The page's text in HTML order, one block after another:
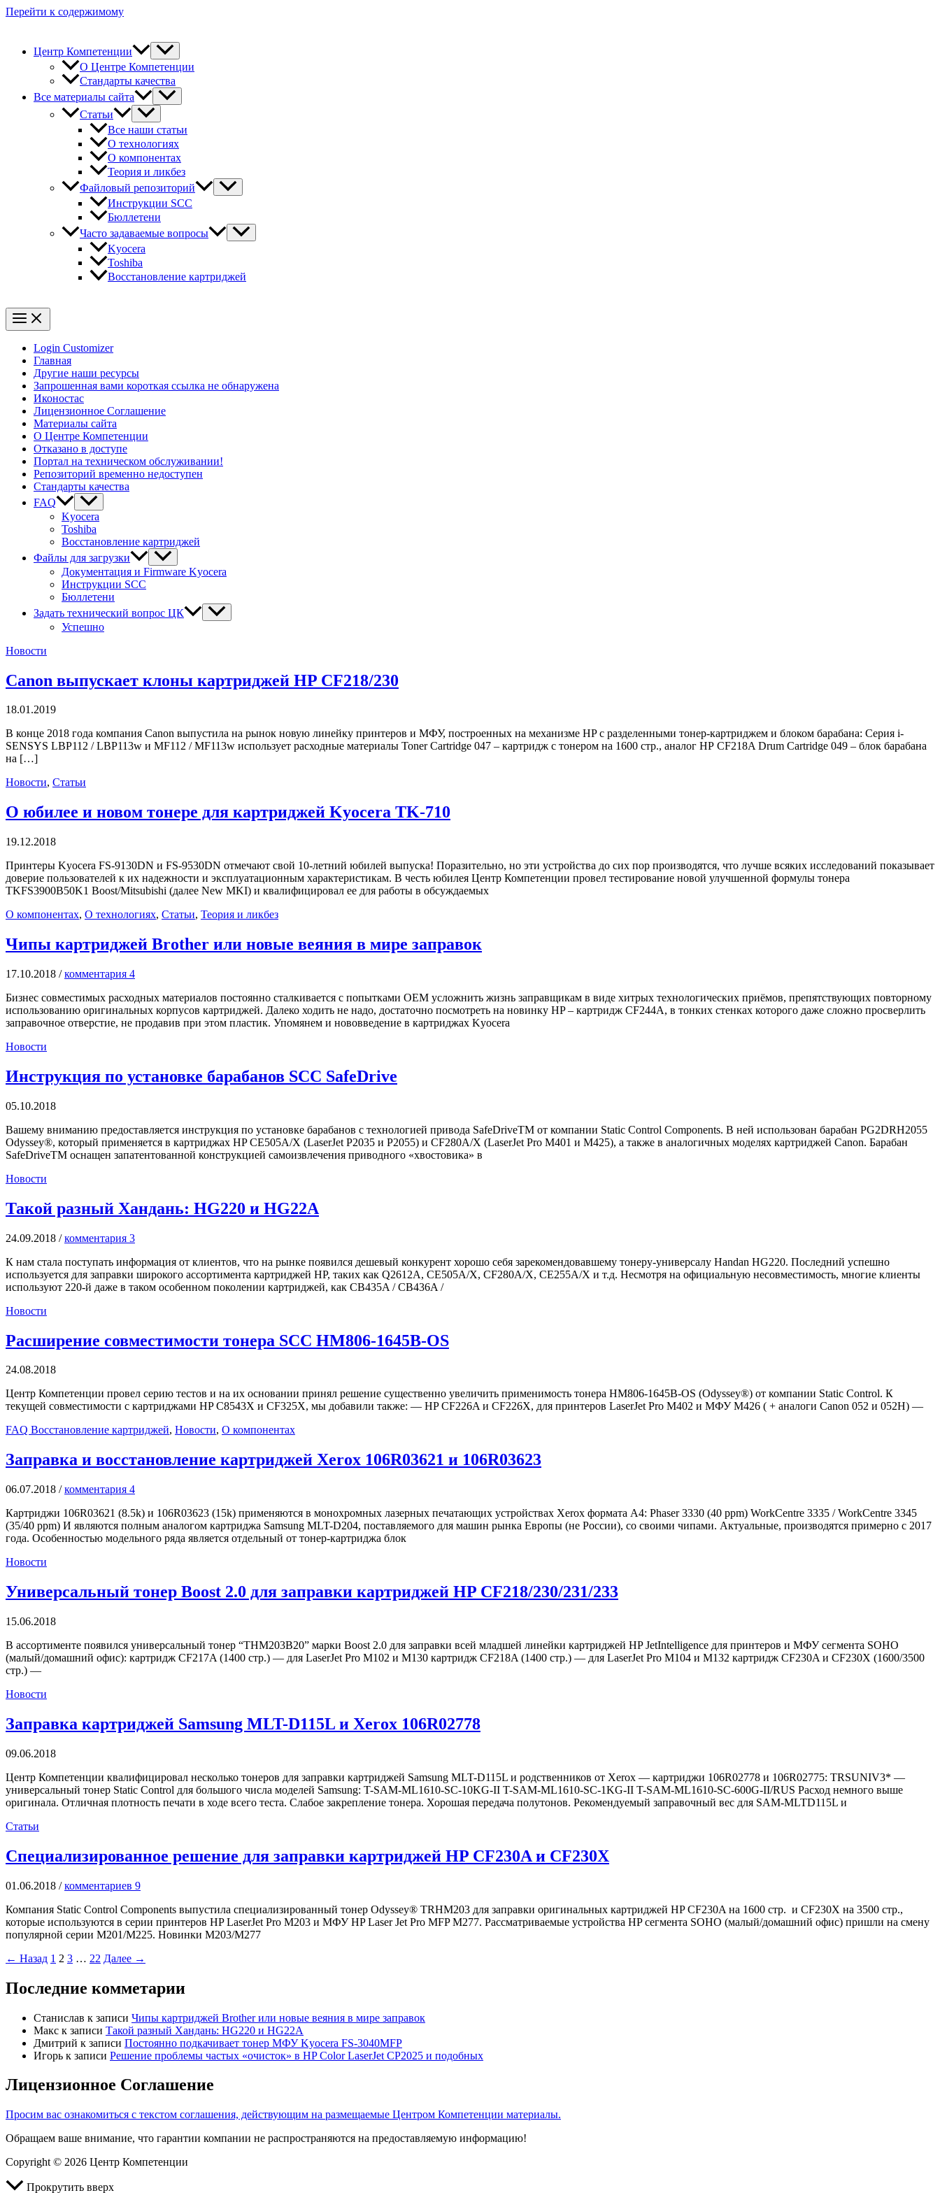
Перейти к содержимому
Центр Компетенции
О Центре Компетенции
Стандарты качества
Все материалы сайта
Статьи
Все наши статьи
О технологиях
О компонентах
Теория и ликбез
Файловый репозиторий
Инструкции SCC
Бюллетени
Часто задаваемые вопросы
Kyocera
Toshiba
Восстановление картриджей
Login Customizer
Главная
Другие наши ресурсы
Запрошенная вами короткая ссылка не обнаружена
Иконостас
Лицензионное Соглашение
Материалы сайта
О Центре Компетенции
Отказано в доступе
Портал на техническом обслуживании!
Репозиторий временно недоступен
Стандарты качества
FAQ
Kyocera
Toshiba
Восстановление картриджей
Файлы для загрузки
Документация и Firmware Kyocera
Инструкции SCC
Бюллетени
Задать технический вопрос ЦК
Успешно
Новости
Canon выпускает клоны картриджей HP CF218/230
18.01.2019
В конце 2018 года компания Canon выпустила на рынок новую линейку принтеров и МФУ, построенных на механизме HP с разделенными тонер-картриджем и блоком барабана: Серия i-
SENSYS LBP112 / LBP113w и MF112 / MF113w использует расходные материалы Toner Cartridge 047 – картридж с тонером на 1600 стр., аналог HP CF218A Drum Cartridge 049 – блок барабана
на […]
Новости, Статьи
О юбилее и новом тонере для картриджей Kyocera TK-710
19.12.2018
Принтеры Kyocera FS-9130DN и FS-9530DN отмечают свой 10-летний юбилей выпуска! Поразительно, но эти устройства до сих пор производятся, что лучше всяких исследований показывает
доверие пользователей к их надежности и эксплуатационным характеристикам. В честь юбилея Центр Компетенции провел тестирование новой улучшенной формулы тонера
TKFS3900B50K1 Boost/Mitsubishi (далее New MKI) и квалифицировал ее для работы в обсуждаемых
О компонентах, О технологиях, Статьи, Теория и ликбез
Чипы картриджей Brother или новые веяния в мире заправок
17.10.2018 /комментария 4
Бизнес совместимых расходных материалов постоянно сталкивается с попытками OEM усложнить жизнь заправщикам в виде хитрых технологических приёмов, препятствующих повторному
использованию оригинальных корпусов картриджей. Далеко ходить не надо, достаточно посмотреть на новинку HP – картридж CF244A, в тонких стенках которого даже сложно просверлить
заправочное отверстие, не продавив при этом пластик. Упомянем и нововведение в картриджах Kyocera
Новости
Инструкция по установке барабанов SCC SafeDrive
05.10.2018
Вашему вниманию предоставляется инструкция по установке барабанов с технологией привода SafeDriveTM от компании Static Control Components. В ней использован барабан PG2DRH2055
Odyssey®, который применяется в картриджах HP CE505A/X (LaserJet P2035 и P2055) и CF280A/X (LaserJet Pro M401 и M425), а также в аналогичных моделях картриджей Canon. Барабан
SafeDriveTM оснащен запатентованной конструкцией самоизвлечения приводного «хвостовика» в
Новости
Такой разный Хандань: HG220 и HG22A
24.09.2018 /комментария 3
К нам стала поступать информация от клиентов, что на рынке появился дешевый конкурент хорошо себя зарекомендовавшему тонеру-универсалу Handan HG220. Последний успешно
используется для заправки широкого ассортимента картриджей HP, таких как Q2612A, CE505A/X, CF280A/X, CE255A/X и т.д. Несмотря на официальную несовместимость, многие клиенты
используют 220-й даже в таком особенном поколении картриджей, как CB435A / CB436A /
Новости
Расширение совместимости тонера SCС HM806-1645B-OS
24.08.2018
Центр Компетенции провел серию тестов и на их основании принял решение существенно увеличить применимость тонера HM806-1645B-OS (Odyssey®) от компании Static Control. К
текущей совместимости с картриджами HP C8543X и CF325X, мы добавили также: — HP CF226A и CF226X, для принтеров LaserJet Pro M402 и МФУ M426 ( + аналоги Canon 052 и 052H) —
FAQ Восстановление картриджей, Новости, О компонентах
Заправка и восстановление картриджей Xerox 106R03621 и 106R03623
06.07.2018 /комментария 4
Картриджи 106R03621 (8.5k) и 106R03623 (15k) применяются в монохромных лазерных печатающих устройствах Xerox формата A4: Phaser 3330 (40 ppm) WorkCentre 3335 / WorkCentre 3345
(35/40 ppm) И являются полным аналогом картриджа Samsung MLT-D204, поставляемого для машин рынка Европы (не России), со своими чипами. Актуальные, производятся примерно с 2017
года. Особенностью модельного ряда является отдельный от тонер-картриджа блок
Новости
Универсальный тонер Boost 2.0 для заправки картриджей HP CF218/230/231/233
15.06.2018
В ассортименте появился универсальный тонер “THM203B20” марки Boost 2.0 для заправки всей младшей линейки картриджей HP JetIntelligence для принтеров и МФУ сегмента SOHO
(малый/домашний офис): картридж CF217A (1400 стр.) — для LaserJet Pro M102 и M130 картридж CF218A (1400 стр.) — для LaserJet Pro M104 и M132 картридж CF230A и CF230X (1600/3500
стр.) —
Новости
Заправка картриджей Samsung MLT-D115L и Xerox 106R02778
09.06.2018
Центр Компетенции квалифицировал несколько тонеров для заправки картриджей Samsung MLT-D115L и родственников от Xerox — картриджи 106R02778 и 106R02775: TRSUNIV3* —
универсальный тонер Static Control для большого числа моделей Samsung: T-SAM-ML1610-SC-10KG-II ​T-SAM-ML1610-SC-1KG-II ​T-SAM-ML1610-SC-600G-II/RUS Расход немного выше
оригинала. Отличная плотность печати в ходе всего теста. Слабое закрепление тонера. Хорошая передача полутонов. Рекомендуемый заправочный вес для SAM-MLTD115L и
Статьи
Специализированное решение для заправки картриджей HP CF230A и CF230X
01.06.2018 /комментариев 9
Компания Static Control Components выпустила специализированный тонер Odyssey® TRHM203 для заправки оригинальных картриджей HP CF230A на 1600 стр. и CF230X на 3500 стр.,
которые используются в серии принтеров HP LaserJet Pro M203 и МФУ HP Laser Jet Pro MFP M277. Рассматриваемые устройства HP сегмента SOHO (малый/домашний офис) пришли на смену
популярной серии M201/M225. Новинки M203/M277
← Назад 1 2 3 … 22 Далее →
Последние комметарии
Станислав к записи Чипы картриджей Brother или новые веяния в мире заправок
Макс к записи Такой разный Хандань: HG220 и HG22A
Дмитрий к записи Постоянно подкачивает тонер МФУ Kyocera FS-3040MFP
Игорь к записи Решение проблемы частых «очисток» в HP Color LaserJet CP2025 и подобных
Лицензионное Соглашение
Просим вас ознакомиться с текстом соглашения, действующим на размещаемые Центром Компетенции материалы.
Обращаем ваше внимание, что гарантии компании не распространяются на предоставляемую информацию!
Copyright © 2026 Центр Компетенции
Прокрутить вверх